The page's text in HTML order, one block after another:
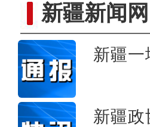
新疆新闻网
新疆一
新疆